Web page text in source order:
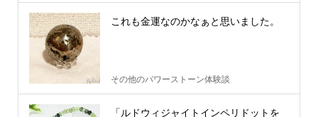
これも金運なのかなぁと思いました。
その他のパワーストーン体験談
「ルドウィジャイトインペリドットを